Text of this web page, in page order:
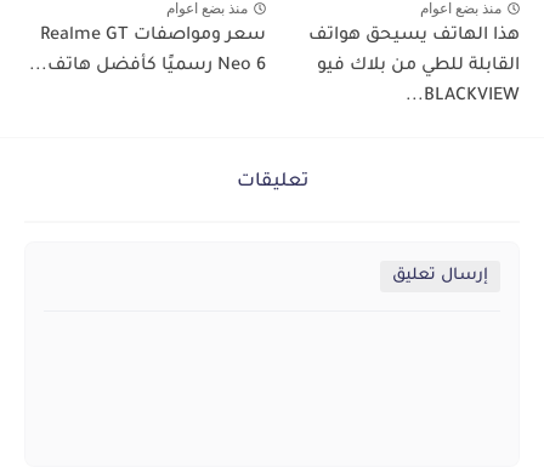
منذ بضع اعوام
هذا الهاتف يسيحق هواتف
القابلة للطي من بلاك فيو
BLACKVIEW...
منذ بضع اعوام
سعر ومواصفات Realme GT
Neo 6 رسميًا كأفضل هاتف...
تعليقات
إرسال تعليق